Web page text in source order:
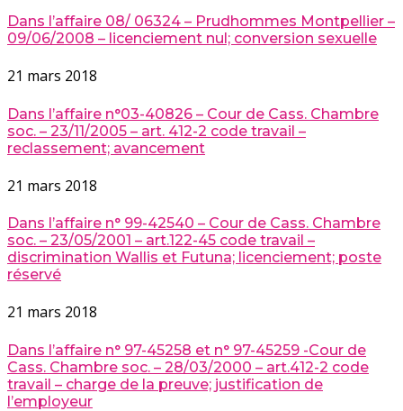
Dans l’affaire 08/ 06324 – Prudhommes Montpellier –
09/06/2008 – licenciement nul; conversion sexuelle
21 mars 2018
Dans l’affaire n°03-40826 – Cour de Cass. Chambre
soc. – 23/11/2005 – art. 412-2 code travail –
reclassement; avancement
21 mars 2018
Dans l’affaire n° 99-42540 – Cour de Cass. Chambre
soc. – 23/05/2001 – art.122-45 code travail –
discrimination Wallis et Futuna; licenciement; poste
réservé
21 mars 2018
Dans l’affaire n° 97-45258 et n° 97-45259 -Cour de
Cass. Chambre soc. – 28/03/2000 – art.412-2 code
travail – charge de la preuve; justification de
l’employeur